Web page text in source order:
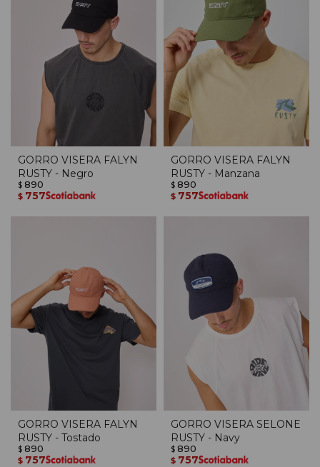
GORRO VISERA FALYN
RUSTY - Negro
$ 890
$ 757
GORRO VISERA FALYN
RUSTY - Manzana
$ 890
$ 757
GORRO VISERA FALYN
RUSTY - Tostado
$ 890
$ 757
GORRO VISERA SELONE
RUSTY - Navy
$ 890
$ 757